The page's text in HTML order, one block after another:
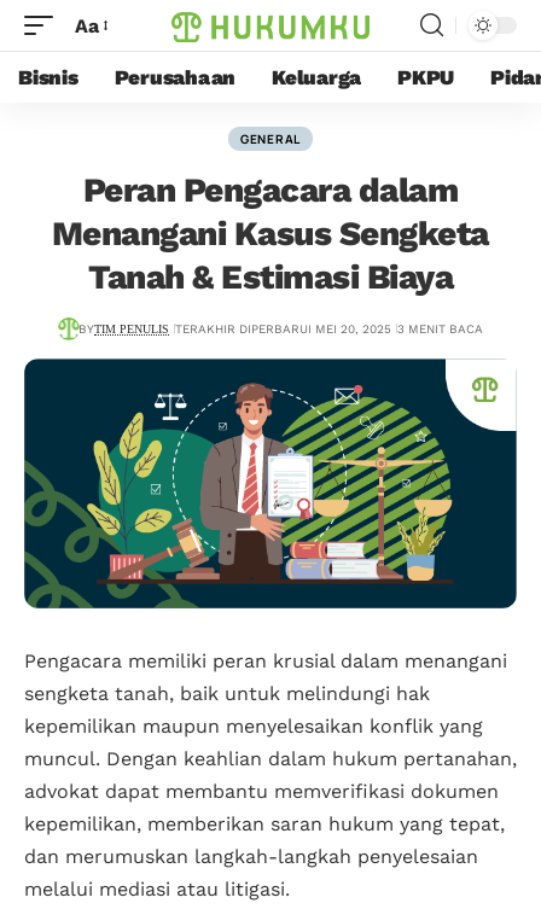
Aa
Bisnis Perusahaan Keluarga PKPU
GENERAL
Peran Pengacara dalam
Menangani Kasus Sengketa
Tanah & Estimasi Biaya
BYTIM PENULIS TERAKHIR DIPERBARUI MEI 20, 2025 3 MENIT BACA
Pengacara memiliki peran krusial dalam menangani
sengketa tanah, baik untuk melindungi hak
kepemilikan maupun menyelesaikan konflik yang
muncul. Dengan keahlian dalam hukum pertanahan,
advokat dapat membantu memverifikasi dokumen
kepemilikan, memberikan saran hukum yang tepat,
dan merumuskan langkah-langkah penyelesaian
melalui mediasi atau litigasi.